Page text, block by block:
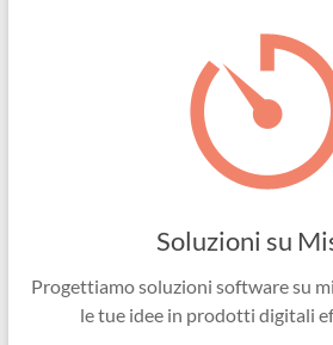
Soluzioni su
Progettiamo soluzioni software su
le tue idee in prodotti digitali